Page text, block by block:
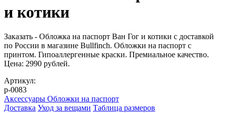
и котики
Заказать - Обложка на паспорт Ван Гог и котики с доставкой
по России в магазине Bullfinch. Обложки на паспорт с
принтом. Гипоаллергенные краски. Премиальное качество.
Цена: 2990 рублей.
Артикул:
p-0083
Аксессуары Обложки на паспорт
Доставка Уход за вещами Таблица размеров